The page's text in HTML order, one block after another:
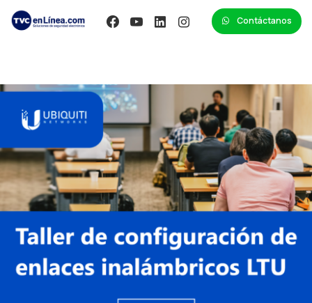
Contáctanos